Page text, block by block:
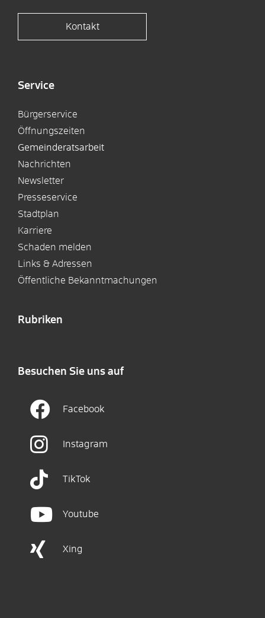
Kontakt
Service
Bürgerservice
Öffnungszeiten
Gemeinderatsarbeit
Nachrichten
Newsletter
Presseservice
Stadtplan
Karriere
Schaden melden
Links & Adressen
Öffentliche Bekanntmachungen
Rubriken
Besuchen Sie uns auf
Facebook
Instagram
TikTok
Youtube
Xing